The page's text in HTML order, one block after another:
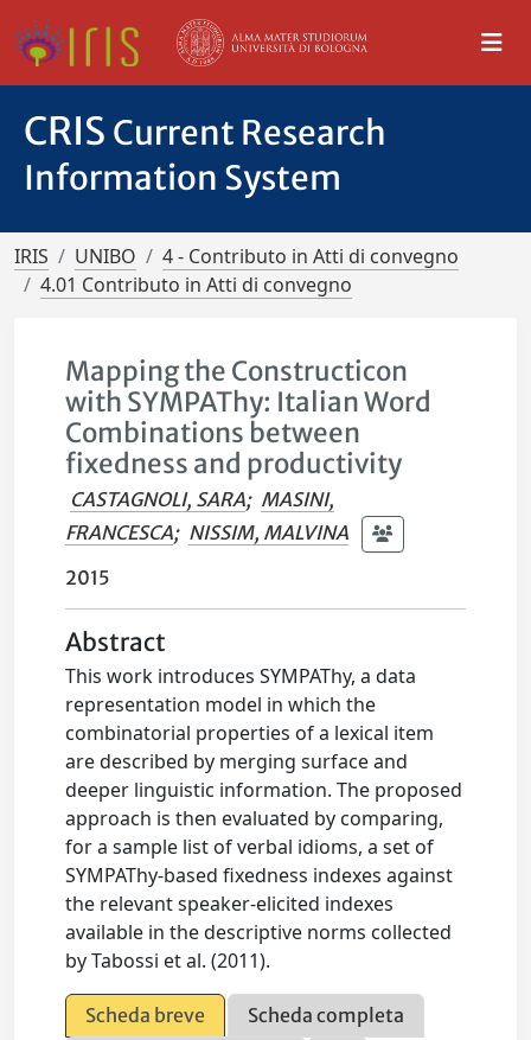
CRIS Current Research
Information System
IRIS UNIBO
4 - Contributo in Atti di convegno
4.01 Contributo in Atti di convegno
Mapping the Constructicon
with SYMPAThy: Italian Word
Combinations between
fixedness and productivity
CASTAGNOLI, SARA; MASINI,
FRANCESCA; NISSIM, MALVINA
2015
Abstract
This work introduces SYMPAThy, a data
representation model in which the
combinatorial properties of a lexical item
are described by merging surface and
deeper linguistic information. The proposed
approach is then evaluated by comparing,
for a sample list of verbal idioms, a set of
SYMPAThy-based fixedness indexes against
the relevant speaker-elicited indexes
available in the descriptive norms collected
by Tabossi et al. (2011).
Scheda breve
Scheda completa